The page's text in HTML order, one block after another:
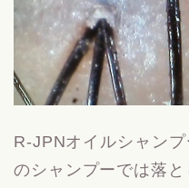
R-JPNオイルシャン
のシャンプーでは落